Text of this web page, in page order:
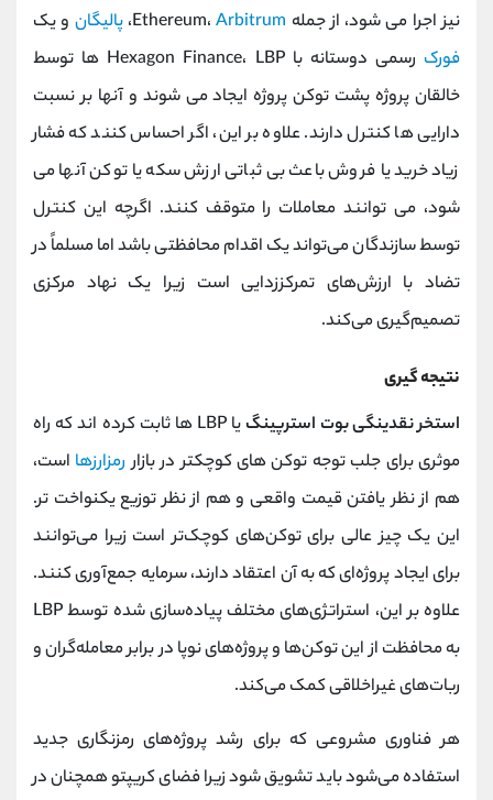
نیز اجرا می شود، از جمله Ethereum، Arbitrum ،پالیگان و یک
فورک
رسمی دوستانه با Hexagon Finance، LBP ها توسط
خالقان پروژه پشت توکن پروژه ایجاد می شوند و آنها بر نسبت
دارایی ها کنترل دارند. علاوه بر این، اگر احساس کنند که فشار
زیاد خرید یا فروش باعث بی ثباتی ارزش سکه یا توکن آنها می
شود، می توانند معاملات را متوقف کنند. اگرچه این کنترل
توسط سازندگان می‌تواند یک اقدام محافظتی باشد اما مسلماً در
تضاد با ارزش‌های تمرکززدایی است زیرا یک نهاد مرکزی
تصمیم‌گیری می‌کند.
نتیجه گیری
استخر نقدینگی بوت استرپینگ
یا LBP ها ثابت کرده اند که راه
موثری برای جلب توجه توکن های کوچکتر در بازار رمزارزها است،
هم از نظر یافتن قیمت واقعی و هم از نظر توزیع یکنواخت تر.
این یک چیز عالی برای توکن‌های کوچک‌تر است زیرا می‌توانند
برای ایجاد پروژه‌ای که به آن اعتقاد دارند، سرمایه جمع‌آوری کنند.
علاوه بر این، استراتژی‌های مختلف پیاده‌سازی شده توسط LBP
به محافظت از این توکن‌ها و پروژه‌های نوپا در برابر معامله‌گران و
ربات‌های غیراخلاقی کمک می‌کند.
هر فناوری مشروعی که برای رشد پروژه‌های رمزنگاری جدید
استفاده می‌شود باید تشویق شود زیرا فضای کریپتو همچنان در